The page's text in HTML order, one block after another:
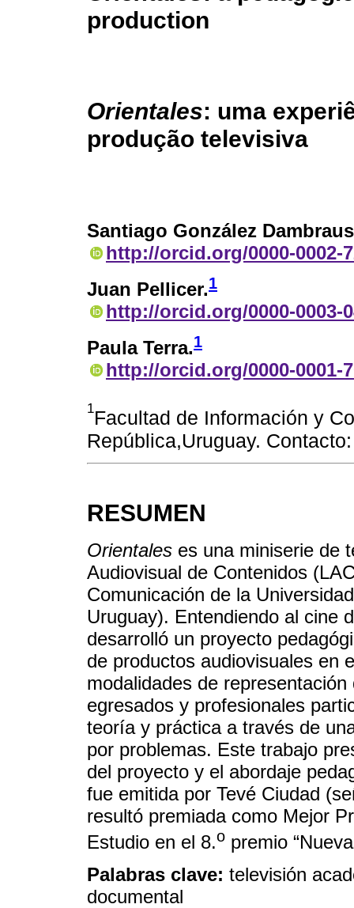
production
Orientales: uma
produção televisiva
Santiago González
http://orcid.org/0000-0002-
Juan Pellicer.1
http://orcid.org/0000-0003-
Paula Terra.1
http://orcid.org/0000-0001-
1Facultad de Información y
República,Uruguay.
RESUMEN
Orientales es una miniserie de
Audiovisual de Contenidos
Comunicación de la
Uruguay). Entendiendo al cine
desarrolló un proyecto
de productos audiovisuales en
modalidades de
egresados y profesionales
teoría y práctica a través de
por problemas. Este trabajo
del proyecto y el abordaje
fue emitida por Tevé Ciudad
resultó premiada como Mejor
Estudio en el 8.o premio
Palabras clave: televisión
documental